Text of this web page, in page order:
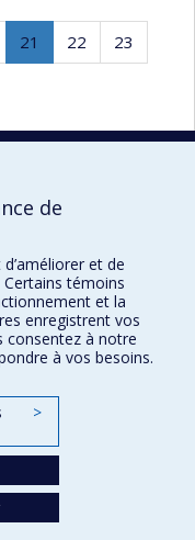
Page
21
Page
Page
22 Page
23
de
et de
témoins
et la
enregistrent vos
consentez à notre
à vos besoins.
>